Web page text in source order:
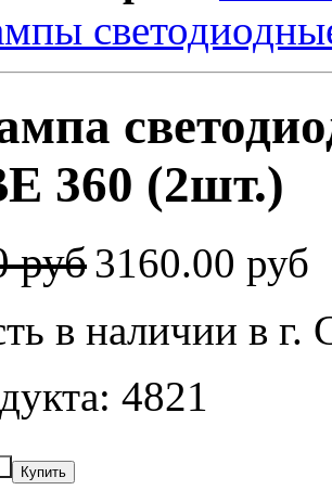
360 (2шт.)
руб3160.00 руб
в наличии в г.
4821